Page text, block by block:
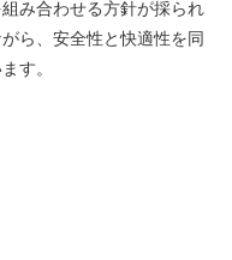
み合わせる方針が採られ
ら、安全性と快適性を同
す。